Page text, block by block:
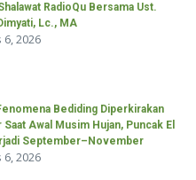
RadioQu Bersama Ust.
Lc., MA
2026
Bediding Diperkirakan
Saat Awal Musim Hujan, Puncak El
September–November
2026